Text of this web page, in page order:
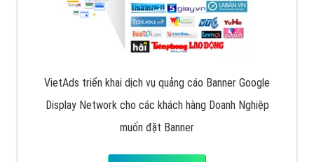
VietAds triển khai dịch vụ quảng cáo Banner Google
Display Network cho các khách hàng Doanh Nghiệp
muốn đặt Banner